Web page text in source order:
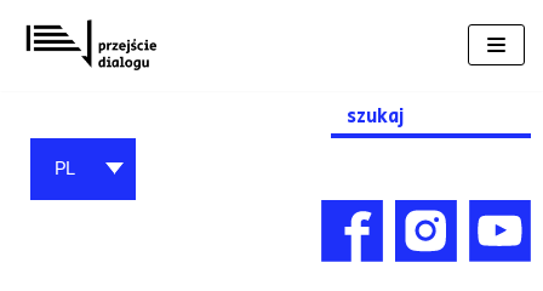
Przejdź
do
Search
for:
PL